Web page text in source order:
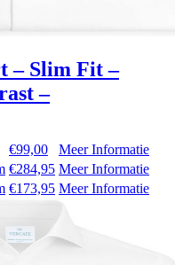
– Slim Fit –
–
€99,00
Meer Informatie
€284,95 Meer Informatie
€173,95 Meer Informatie